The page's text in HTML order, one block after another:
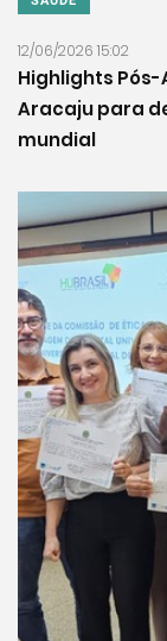
12/06/2026 15:02
Highlights Pós-
Aracaju para
mundial